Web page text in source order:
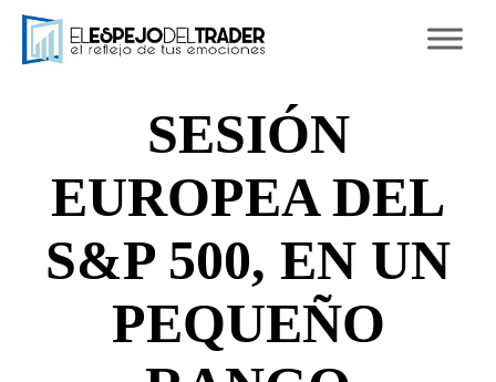
SESIÓN
EUROPEA DEL
S&P 500, EN UN
PEQUEÑO